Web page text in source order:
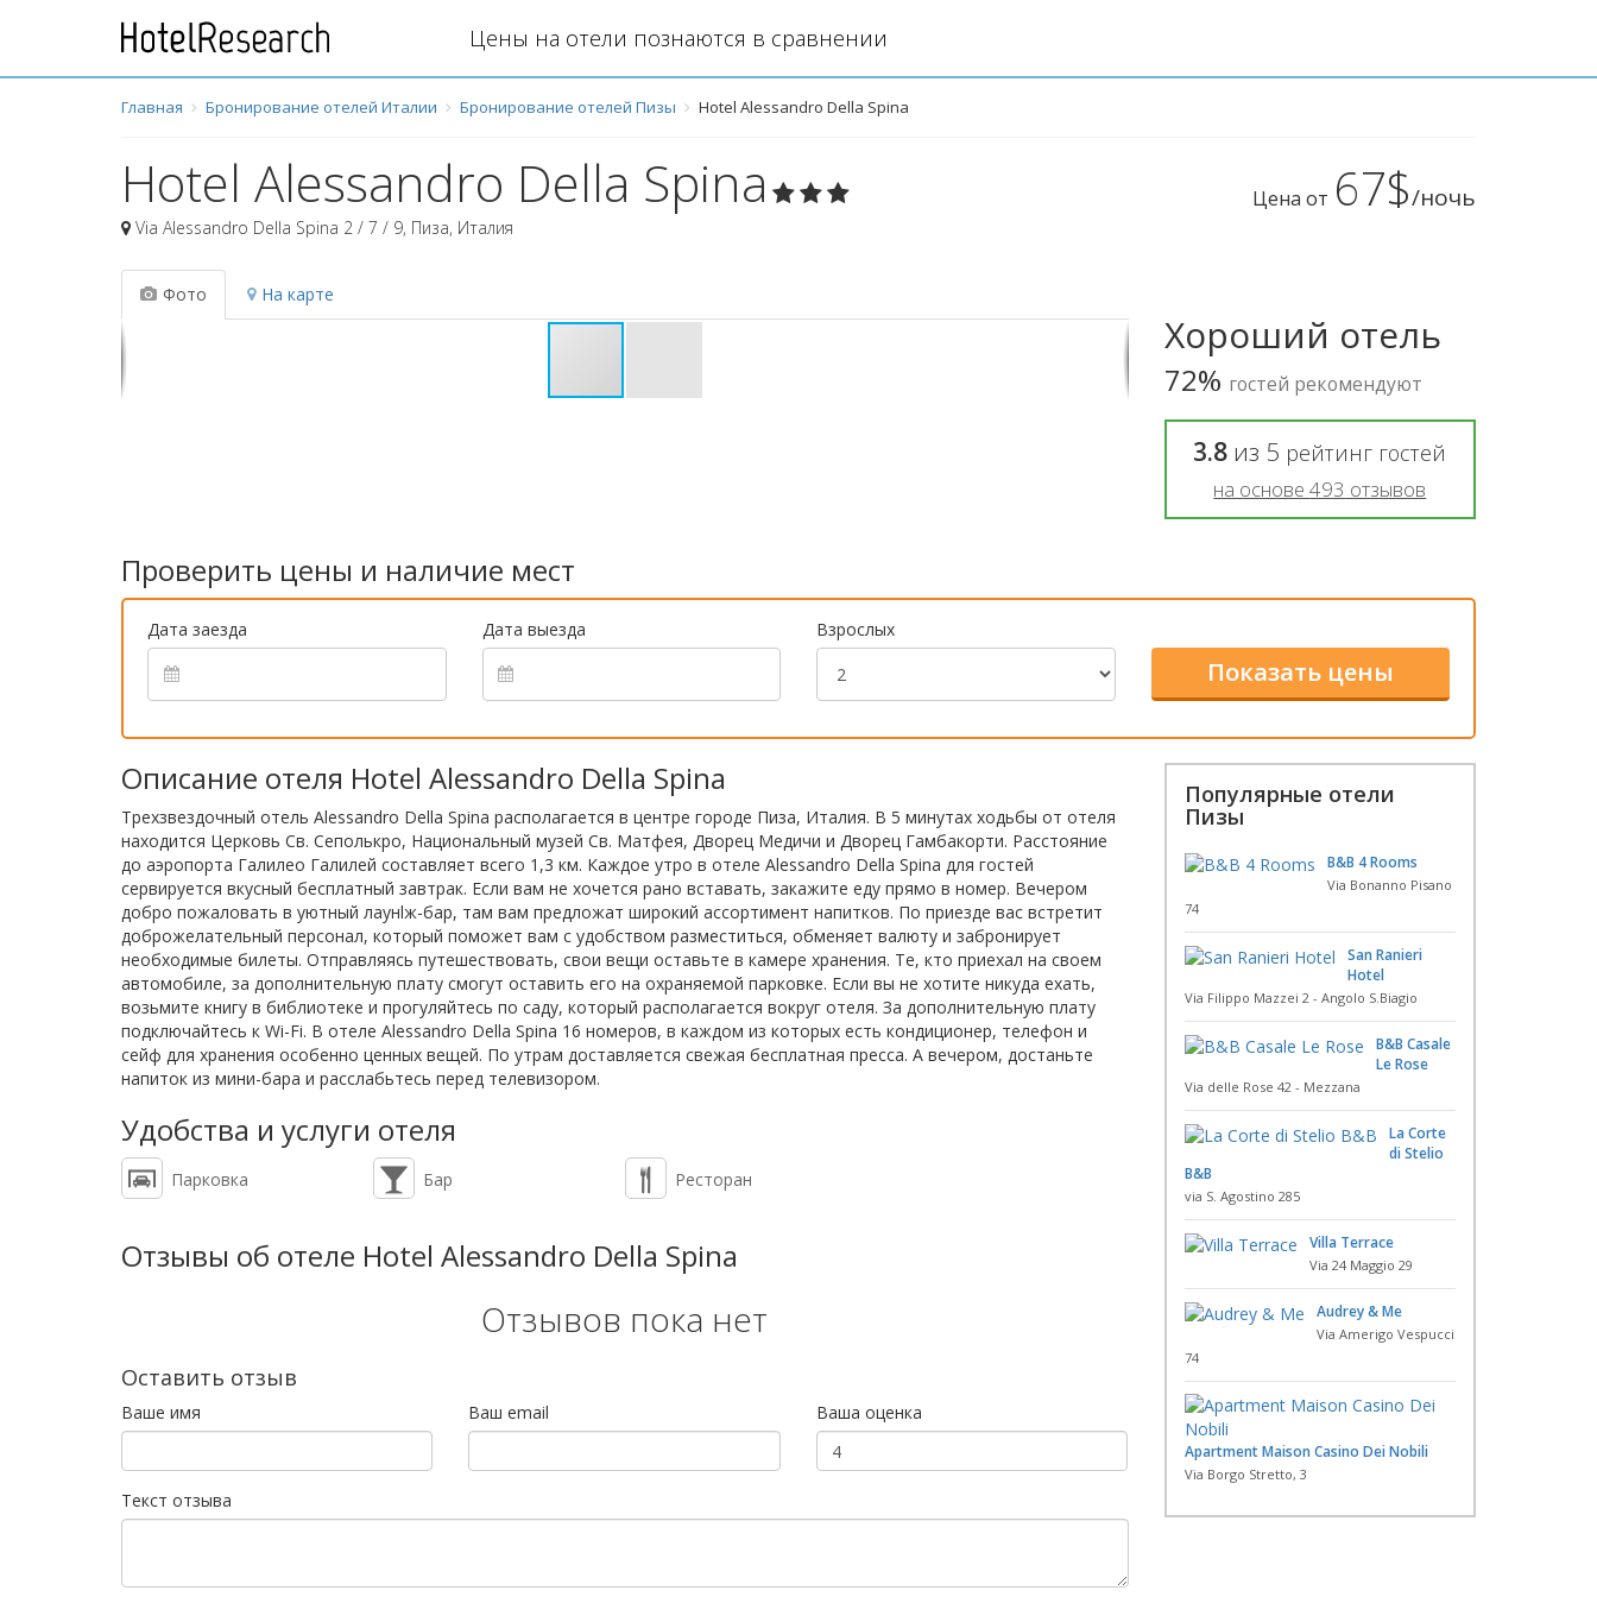
Цены на отели познаются в сравнении
Главная Бронирование отелей Италии Бронирование отелей Пизы Hotel Alessandro Della Spina
Hotel Alessandro Della Spina
Via Alessandro Della Spina 2 / 7 / 9, Пиза, Италия
Цена от 67$/ночь
Фото На карте
Хороший отель
72% гостей рекомендуют
3.8 из 5 рейтинг гостей
на основе493 отзывов
Проверить цены и наличие мест
Дата заезда Дата выезда Взрослых
Описание отеля Hotel Alessandro Della Spina
Трехзвездочный отель Alessandro Della Spina располагается в центре городе Пиза, Италия. В 5 минутах ходьбы от отеля
находится Церковь Св. Сеполькро, Национальный музей Св. Матфея, Дворец Медичи и Дворец Гамбакорти. Расстояние
до аэропорта Галилео Галилей составляет всего 1,3 км. Каждое утро в отеле Alessandro Della Spina для гостей
сервируется вкусный бесплатный завтрак. Если вам не хочется рано вставать, закажите еду прямо в номер. Вечером
добро пожаловать в уютный лаунlж-бар, там вам предложат широкий ассортимент напитков. По приезде вас встретит
доброжелательный персонал, который поможет вам с удобством разместиться, обменяет валюту и забронирует
необходимые билеты. Отправляясь путешествовать, свои вещи оставьте в камере хранения. Те, кто приехал на своем
автомобиле, за дополнительную плату смогут оставить его на охраняемой парковке. Если вы не хотите никуда ехать,
возьмите книгу в библиотеке и прогуляйтесь по саду, который располагается вокруг отеля. За дополнительную плату
подключайтесь к Wi-Fi. В отеле Alessandro Della Spina 16 номеров, в каждом из которых есть кондиционер, телефон и
сейф для хранения особенно ценных вещей. По утрам доставляется свежая бесплатная пресса. А вечером, достаньте
напиток из мини-бара и расслабьтесь перед телевизором.
Удобства и услуги отеля
Парковка Бар Ресторан
Отзывы об отеле Hotel Alessandro Della Spina
Отзывов пока нет
Оставить отзыв
Ваше имя Ваш email Ваша оценка
Текст отзыва
Популярные отели
Пизы
B&B 4 Rooms
Via Bonanno Pisano
74
San Ranieri
Hotel
Via Filippo Mazzei 2 - Angolo S.Biagio
B&B Casale
Le Rose
Via delle Rose 42 - Mezzana
La Corte
di Stelio
B&B
via S. Agostino 285
Villa Terrace
Via 24 Maggio 29
Audrey & Me
Via Amerigo Vespucci
74
Apartment Maison Casino Dei Nobili
Via Borgo Stretto, 3